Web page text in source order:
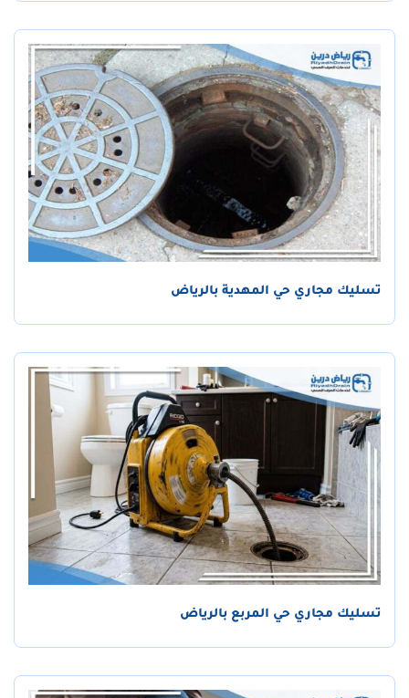
تسليك مجاري حي المهدية بالرياض
تسليك مجاري حي المربع بالرياض